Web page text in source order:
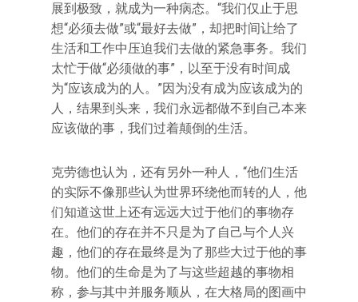
展到极致，就成为一种病态。“我们仅止于思
想“必须去做”或“最好去做”，却把时间让给了
生活和工作中压迫我们去做的紧急事务。我们
太忙于做“必须做的事”，以至于没有时间成
为“应该成为的人。”因为没有成为应该成为的
人，结果到头来，我们永远都做不到自己本来
应该做的事，我们过着颠倒的生活。
克劳德也认为，还有另外一种人，“他们生活
的实际不像那些认为世界环绕他而转的人，他
们知道这世上还有远远大过于他们的事物存
在。他们的存在并不只是为了自己与个人兴
趣，他们的存在最终是为了那些大过于他的事
物。他们的生命是为了与这些超越的事物相
称，参与其中并服务顺从，在大格局的图画中